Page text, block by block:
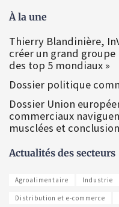
À la une
Thierry Blandinière,
créer un grand
des top 5 mondiaux »
Dossier politique
Dossier Union
commerciaux
musclées et
Actualités des secteurs
Agroalimentaire Industrie
Distribution et e-commerce